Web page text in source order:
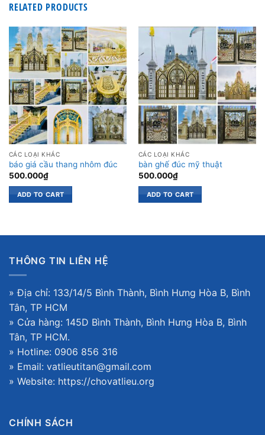
RELATED PRODUCTS
CÁC LOẠI KHÁC
báo giá cầu thang nhôm đúc
500.000₫
ADD TO CART
CÁC LOẠI KHÁC
bàn ghế đúc mỹ thuật
500.000₫
ADD TO CART
THÔNG TIN LIÊN HỆ
» Địa chỉ: 133/14/5 Bình Thành, Bình Hưng Hòa B, Bình
Tân, TP HCM
» Cửa hàng: 145D Bình Thành, Bình Hưng Hòa B, Bình
Tân, TP HCM.
» Hotline: 0906 856 316
» Email: vatlieutitan@gmail.com
» Website: https://chovatlieu.org
CHÍNH SÁCH